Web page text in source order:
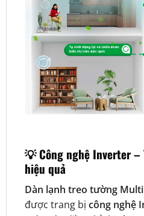
💡 Công nghệ Inverter
hiệu quả
Dàn lạnh treo tường Multi
được trang bị công nghệ